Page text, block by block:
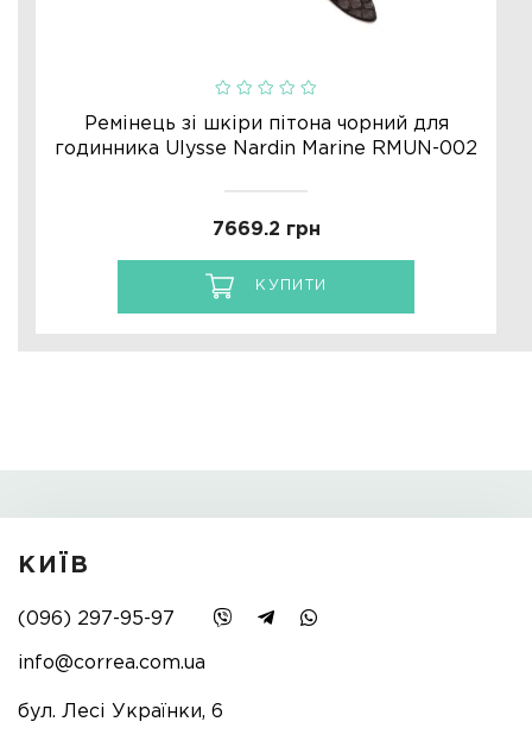
Ремінець зі шкіри пітона чорний для
годинника Ulysse Nardin Marine RMUN-002
7669.2 грн
КУПИТИ
КИЇВ
(096) 297-95-97
info@correa.com.ua
бул. Лесі Українки, 6